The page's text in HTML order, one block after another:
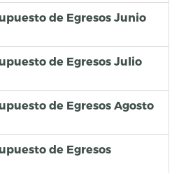
de Egresos Junio
de Egresos Julio
de Egresos Agosto
de Egresos